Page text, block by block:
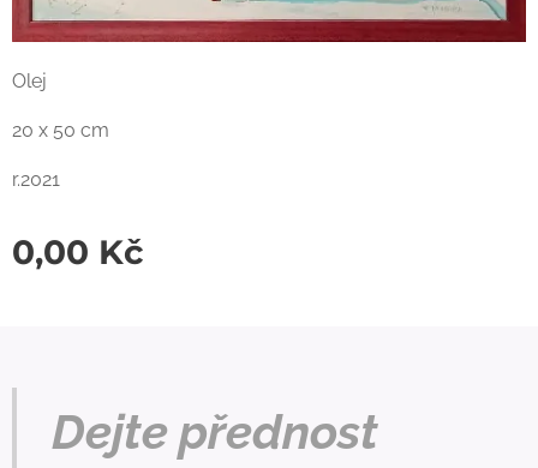
Olej
20 x 50 cm
r.2021
0,00 Kč
Dejte přednost